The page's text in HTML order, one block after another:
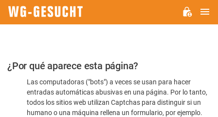
Por
favor,
confirme
¿Por qué aparece esta página?
Las computadoras ("bots") a veces se usan para hacer
entradas automáticas abusivas en una página. Por lo tanto,
todos los sitios web utilizan Captchas para distinguir si un
humano o una máquina rellena un formulario, por ejemplo.